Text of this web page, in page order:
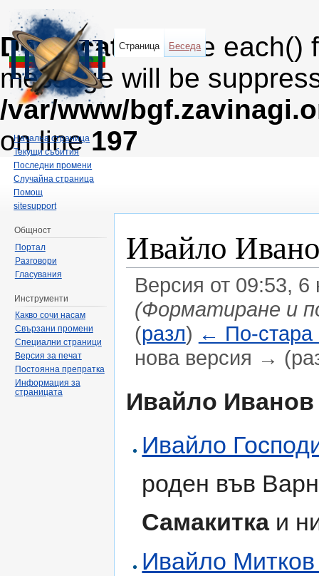
Deprecated: The each()
message will be
/var/www/
on line197
Ивайло
Версия от 09:53,
(Форматиране и
(разл) ← По-стара
нова версия →
Ивайло Иванов
Ивайло
роден във
Самакиткаи
Ивайло
Страница Беседа
Начална страница
Текущи събития
Последни промени
Случайна страница
Помощ
sitesupport
Общност
Портал
Разговори
Гласувания
Инструменти
Какво сочи насам
Свързани промени
Специални страници
Версия за печат
Постоянна препратка
Информация за
страницата